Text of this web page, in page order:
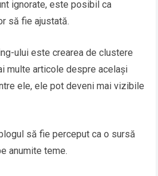
ignorate, este posibil ca
să fie ajustată.
ului este crearea de clustere
multe articole despre același
ele, ele pot deveni mai vizibile
să fie perceput ca o sursă
anumite teme.